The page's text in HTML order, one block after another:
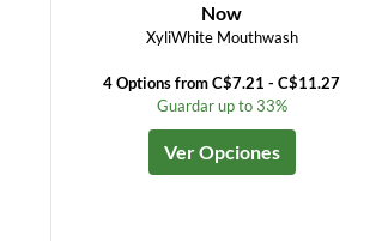
Now
XyliWhite Mouthwash
4 Options from C$7.21 - C$11.27
Guardar up to 33%
Ver Opciones